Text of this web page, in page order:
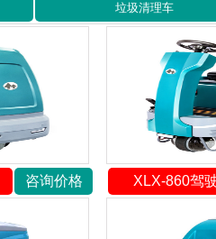
垃圾清理车
咨询价格 XLX-860驾